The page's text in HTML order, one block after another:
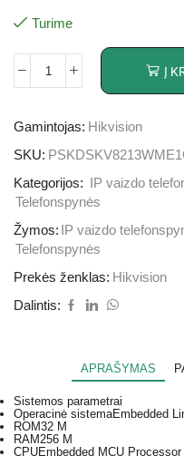
Turime
Į
Gamintojas: Hikvision
SKU:
Kategorijos:
IP vaizdo
Telefonspynės
Žymos: IP vaizdo
Telefonspynės
Prekės ženklas: Hikvision
Dalintis:
APRAŠYMAS
Sistemos parametrai
Operacinė sistemaEmbedded
ROM32 M
RAM256 M
CPUEmbedded MCU Processor